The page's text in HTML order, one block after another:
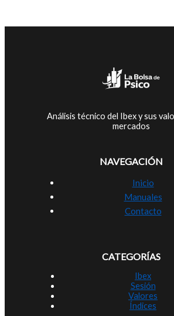
Análisis técnico del Ibex y sus
mercados
NAVEGACIÓN
Inicio
Manuales
Contacto
CATEGORÍAS
Ibex
Sesión
Valores
Índices